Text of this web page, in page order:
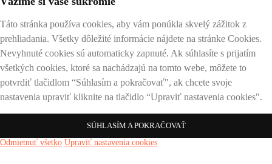
Táto stránka používa cookies, aby vám ponúkla skvelý zážitok z
prehliadania. Všetky dôležité informácie nájdete na stránke Cookies.
Nevyhnuté cookies sú automaticky zapnuté. Ak súhlasíte s prijatím
všetkých cookies, ktoré sa nachádzajú na tomto webe, môžete to
potvrdiť tlačidlom “Súhlasím a pokračovať", ak chcete svoje
nastavenia upraviť kliknite na tlačidlo “Upraviť nastavenia cookies".
SÚHLASÍM A POKRAČOVAŤ
Odmietnuť všetko Upraviť nastavenia cookies